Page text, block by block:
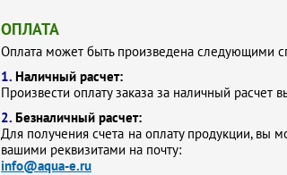
ОПЛАТА
Оплата может быть произведена следующими
1. Наличный расчет:
Произвести оплату заказа за наличный
2. Безналичный расчет:
Для получения счета на оплату продукции, вы
вашими реквизитами на почту:
info@aqua-e.ru